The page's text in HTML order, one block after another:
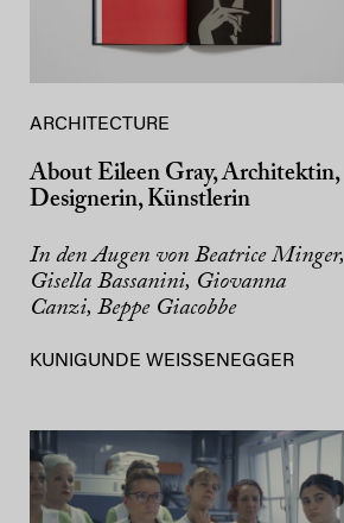
ARCHITECTURE
About Eileen Gray, Architektin,
Designerin, Künstlerin
In den Augen von Beatrice Minger,
Gisella Bassanini, Giovanna
Canzi, Beppe Giacobbe
KUNIGUNDE WEISSENEGGER